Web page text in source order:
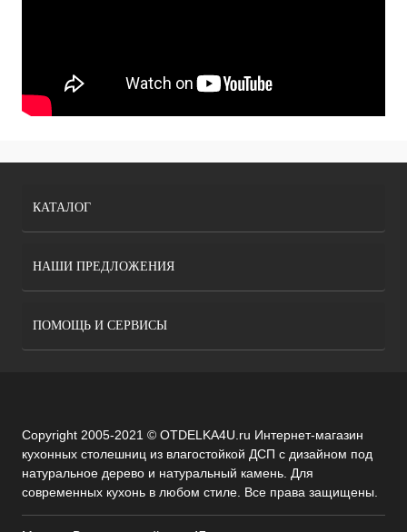
КАТАЛОГ
НАШИ ПРЕДЛОЖЕНИЯ
ПОМОЩЬ И СЕРВИСЫ
Copyright 2005-2021 © OTDELKA4U.ru Интернет-магазин
кухонных столешниц из влагостойкой ДСП с дизайном под
натуральное дерево и натуральный камень. Для
современных кухонь в любом стиле. Все права защищены.